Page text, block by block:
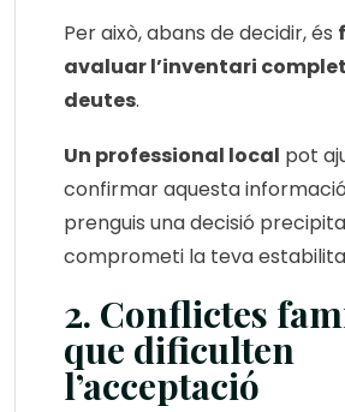
Per això, abans de decidir, és
avaluar l’inventari
deutes.
Un professional local pot
confirmar aquesta
prenguis una decisió
comprometi la teva
2. Conflictes
que dificulten
l’acceptació